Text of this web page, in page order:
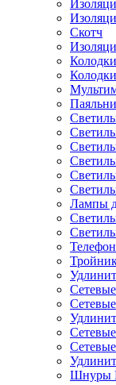
Скотч
Лампы
Шнуры